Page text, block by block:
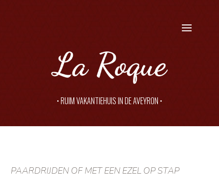
• RUIM VAKANTIEHUIS IN DE AVEYRON •
PAARDRIJDEN OF MET EEN EZEL OP STAP